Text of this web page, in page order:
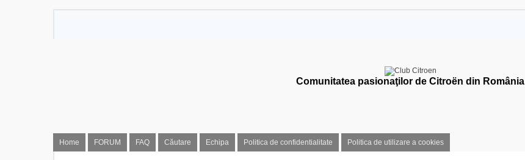
Home FORUM FAQ Căutare Echipa Politica de confidentialitate Politica de utilizare a cookies
Comunitatea pasionaţilor de Citroën din România